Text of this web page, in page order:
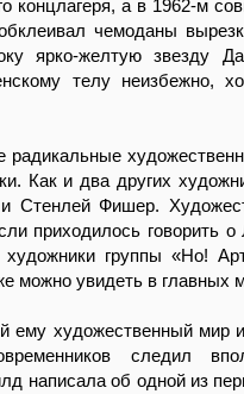
концлагеря, а в 1962-м
чемоданы
ярко-желтую звезду
телу неизбежно,
радикальные
Как и два других
Стенлей Фишер.
приходилось говорить
группы «Но!
можно увидеть в главных
ему художественный мир и
следил
написала об одной из